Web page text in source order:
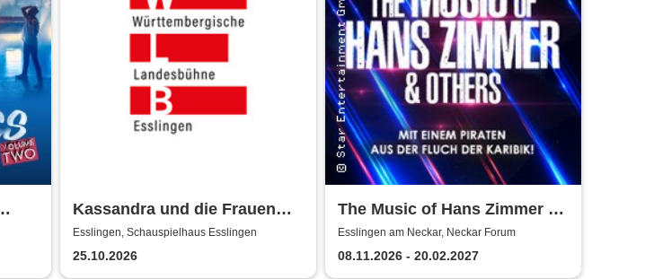
Kassandra und die Frauen
Trojas - Württembergische
Landesbühne Esslingen
Esslingen, Schauspielhaus Esslingen
25.10.2026
The Music of Hans Zimmer &
Others - A Celebration of Film
Music
Esslingen am Neckar, Neckar Forum
08.11.2026 - 20.02.2027